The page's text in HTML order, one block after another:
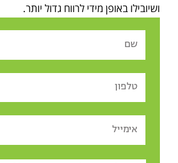
ושיובילו באופן מידי לרווח גדול יותר.